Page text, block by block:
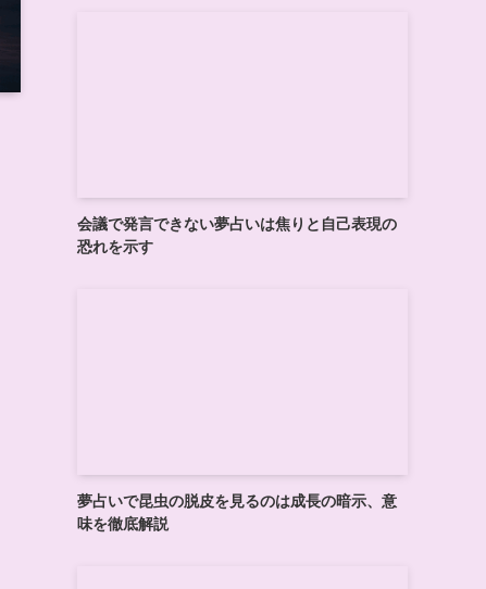
会議で発言できない夢占いは焦りと自己表現の
恐れを示す
夢占いで昆虫の脱皮を見るのは成長の暗示、意
味を徹底解説